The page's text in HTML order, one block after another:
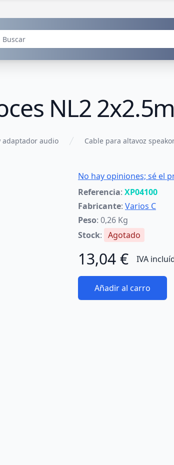
NL2
adaptador audio Cable para altavoz
No hay opiniones; sé el
Referencia: XP04100
Fabricante: Varios C
Peso: 0,26 Kg
Stock: Agotado
13,04 € IVA
Añadir al carro